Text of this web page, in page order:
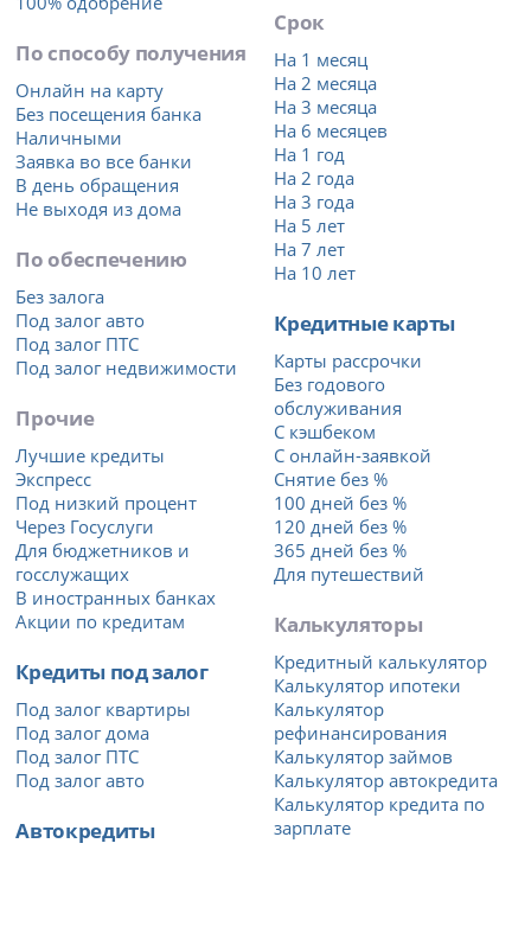
По способу получения
Онлайн на карту
Без посещения банка
Наличными
Заявка во все банки
В день обращения
Не выходя из дома
По обеспечению
Без залога
Под залог авто
Под залог ПТС
Под залог недвижимости
Прочие
Лучшие кредиты
Экспресс
Под низкий процент
Через Госуслуги
Для бюджетников и
госслужащих
В иностранных банках
Акции по кредитам
Кредиты под залог
Под залог квартиры
Под залог дома
Под залог ПТС
Под залог авто
Автокредиты
Срок
На 1 месяц
На 2 месяца
На 3 месяца
На 6 месяцев
На 1 год
На 2 года
На 3 года
На 5 лет
На 7 лет
На 10 лет
Кредитные карты
Карты рассрочки
Без годового
обслуживания
С кэшбеком
С онлайн-заявкой
Снятие без %
100 дней без %
120 дней без %
365 дней без %
Для путешествий
Калькуляторы
Кредитный калькулятор
Калькулятор ипотеки
Калькулятор
рефинансирования
Калькулятор займов
Калькулятор автокредита
Калькулятор кредита по
зарплате